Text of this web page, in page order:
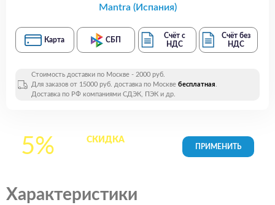
Mantra (Испания)
Карта СБП
Счёт с
НДС
Счёт без
НДС
Стоимость доставки по Москве - 2000 руб.
Для заказов от 15000 руб. доставка по Москве бесплатная.
Доставка по РФ компаниями СДЭК, ПЭК и др.
5% СКИДКАна все
Характеристики